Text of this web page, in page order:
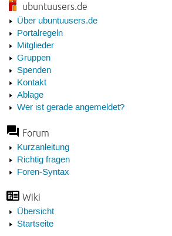
ubuntuusers.de
Über ubuntuusers.de
Portalregeln
Mitglieder
Gruppen
Spenden
Kontakt
Ablage
Wer ist gerade angemeldet?
Forum
Kurzanleitung
Richtig fragen
Foren-Syntax
Wiki
Übersicht
Startseite